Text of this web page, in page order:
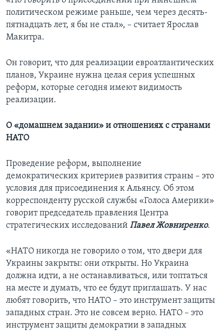
политическом режиме раньше, чем через десять-
пятнадцать лет, я бы не стал», – считает Ярослав
Макитра.
Он говорит, что для реализации евроатлантических
планов, Украине нужна целая серия успешных
реформ, которые сегодня имеют видимость
реализации.
О «домашнем задании» и отношениях с странами
НАТО
Проведение реформ, выполнение
демократических критериев развития страны – это
условия для присоединения к Альянсу. Об этом
корреспонденту русской службы «Голоса Америки»
говорит председатель правления Центра
стратегических исследований Павел Жовниренко.
«НАТО никогда не говорило о том, что двери для
Украины закрыты: они открыты. Но Украина
должна идти, а не останавливаться, или топтаться
на месте и думать, что ее будут приглашать. У нас
любят говорить, что НАТО – это инструмент защиты
западных стран. Это не совсем верно. НАТО – это
инструмент защиты демократии в западных